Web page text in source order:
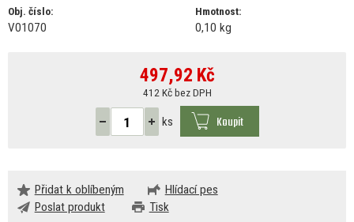
Obj. číslo:
V01070
Hmotnost:
0,10 kg
497,92 Kč
412 Kč bez DPH
ks Koupit
Přidat k oblíbeným
Hlídací pes
Poslat produkt
Tisk